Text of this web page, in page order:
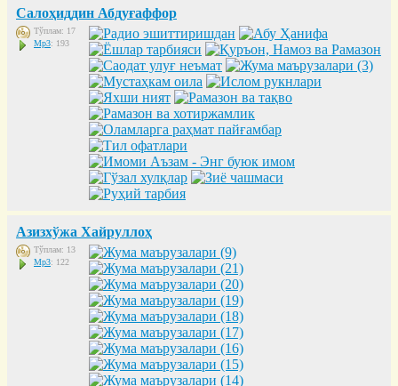
Салоҳиддин Абдуғаффор
Тўплам: 17
Mp3: 193
Азизхўжа Хайруллоҳ
Тўплам: 13
Mp3: 122